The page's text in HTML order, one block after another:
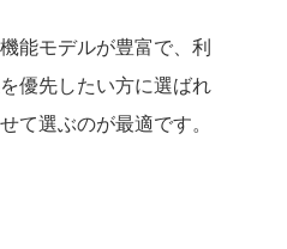
能モデルが豊富で、利
優先したい方に選ばれ
て選ぶのが最適です。